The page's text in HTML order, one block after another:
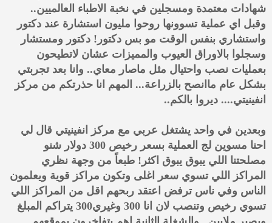
شهادات معتمدة ومسجلين في نخبة الاطباء العالميين..
وقبل اي عملية تسوونها روحوا مليون استشارة عند دكتور
واستشاري بنفس الوقت مو بس دكتور! دكتور ومستشار
وسجلوا بالاوراق العيوب والمميزات عشان لاتطيحون
بعمليات نصب واحتيال مثل ماصار معاي.. وانا بعد تجربتي
بشكل عام ماانصح بالزراعة... المهم انا حذرتكم من مركز
انفينيتي.... ديروا بالكم..
وبعدين في واحد يشتغل عربي مع مركز انفينيتي قال لي
احنا مسوين لج العملية بسعر رخيص 300 دولار شنو
مصلحتنا اللي يبوق يبوق اكثر! طبعاً من وجهة نظري
المراكز اللي تسوي سعر اغلى وتكون مراكز قوية ويعلمون
الناس وفي ناس ترفض اعتقد ربحهم اقل من المراكز اللي
تسوي رخيص وتنصب لان انا 300 وغيري300 يتراكم المبلغ